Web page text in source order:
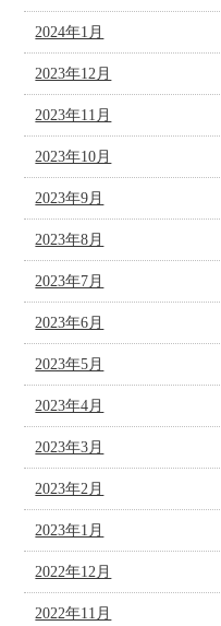
2024年1月
2023年12月
2023年11月
2023年10月
2023年9月
2023年8月
2023年7月
2023年6月
2023年5月
2023年4月
2023年3月
2023年2月
2023年1月
2022年12月
2022年11月